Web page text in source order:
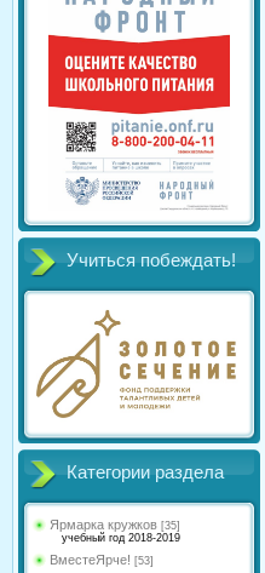
Учиться побеждать!
Категории раздела
Ярмарка кружков [35]
учебный год 2018-2019
ВместеЯрче! [53]